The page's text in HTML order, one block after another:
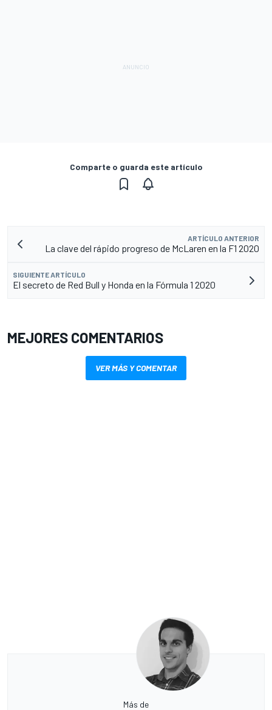
Comparte o guarda este artículo
ARTÍCULO ANTERIOR
La clave del rápido progreso de McLaren en la F1 2020
SIGUIENTE ARTÍCULO
El secreto de Red Bull y Honda en la Fórmula 1 2020
MEJORES COMENTARIOS
VER MÁS Y COMENTAR
Más de